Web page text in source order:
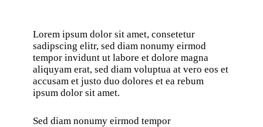
Lorem ipsum dolor sit amet, consetetur
sadipscing elitr, sed diam nonumy eirmod
tempor invidunt ut labore et dolore magna
aliquyam erat, sed diam voluptua at vero eos et
accusam et justo duo dolores et ea rebum
ipsum dolor sit amet.
Sed diam nonumy eirmod tempor